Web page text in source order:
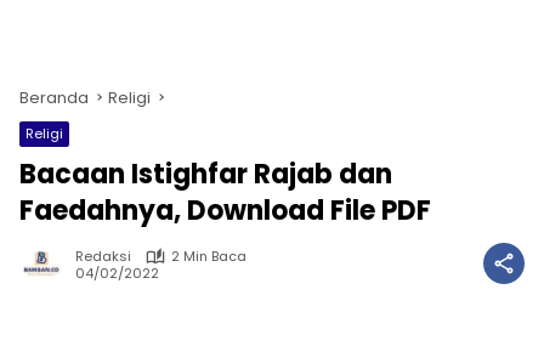
Beranda Religi
Religi
Bacaan Istighfar Rajab dan
Faedahnya, Download File PDF
Redaksi
2 Min Baca
04/02/2022